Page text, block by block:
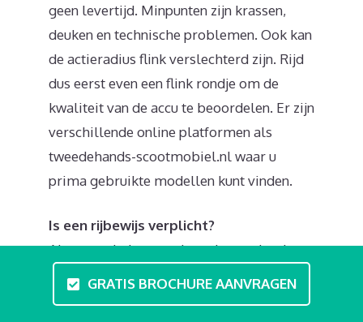
geen levertijd. Minpunten zijn krassen,
deuken en technische problemen. Ook kan
de actieradius flink verslechterd zijn. Rijd
dus eerst even een flink rondje om de
kwaliteit van de accu te beoordelen. Er zijn
verschillende online platformen als
tweedehands-scootmobiel.nl waar u
prima gebruikte modellen kunt vinden.
Is een rijbewijs verplicht?
Als voertuig bestuurder valt u onder de
gehandicaptenvoertuigen. Een speciaal
rijbewijs of bromfietscertificaat is
GRATIS BROCHURE AANVRAGEN